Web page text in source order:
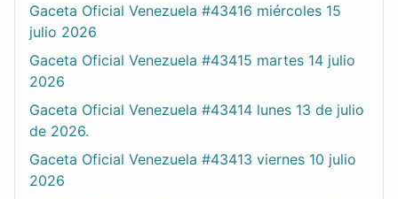
Gaceta Oficial Venezuela #43416 miércoles 15
julio 2026
Gaceta Oficial Venezuela #43415 martes 14 julio
2026
Gaceta Oficial Venezuela #43414 lunes 13 de julio
de 2026.
Gaceta Oficial Venezuela #43413 viernes 10 julio
2026